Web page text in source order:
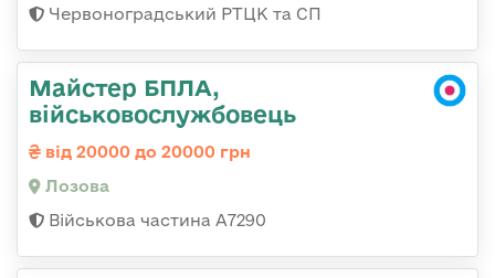
Червоноградський РТЦК та СП
Майстер БПЛА,
військовослужбовець
від 20000 до 20000 грн
Лозова
Військова частина А7290